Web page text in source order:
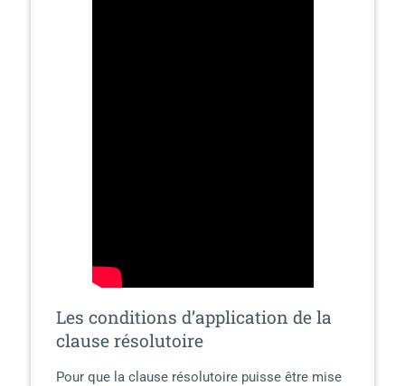
Les conditions d’application de la
clause résolutoire
Pour que la clause résolutoire puisse être mise